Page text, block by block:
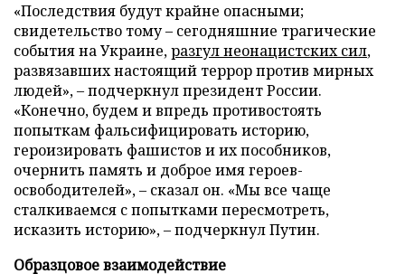
«Последствия будут крайне опасными;
свидетельство тому – сегодняшние трагические
события на Украине,разгул неонацистских сил,
развязавших настоящий террор против мирных
людей», – подчеркнул президент России.
«Конечно, будем и впредь противостоять
попыткам фальсифицировать историю,
героизировать фашистов и их пособников,
очернить память и доброе имя героев-
освободителей», – сказал он. «Мы все чаще
сталкиваемся с попытками пересмотреть,
исказить историю», – подчеркнул Путин.
Образцовое взаимодействие